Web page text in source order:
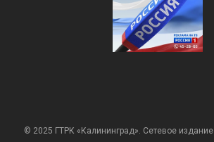
© 2025 ГТРК «Калининград». Сетевое